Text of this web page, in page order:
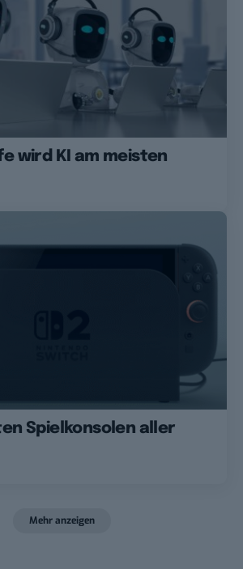
wird KI am meisten
Spielkonsolen aller
Mehr anzeigen